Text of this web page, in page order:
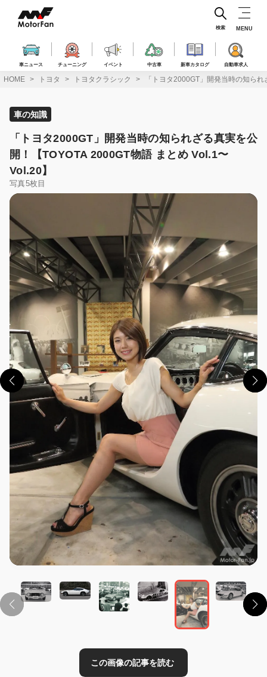
ス
車ニュース チューニング イベント 中古車 新車カタログ 自動車求人
検索 MENU
HOME トヨタ トヨタクラシック 「トヨタ2000GT」開発当時の知ら
車の知識
「トヨタ2000GT」開発当時の知られざる真実を公
開！【TOYOTA 2000GT物語 まとめ Vol.1〜
Vol.20】
写真5枚目
この画像の記事を読む